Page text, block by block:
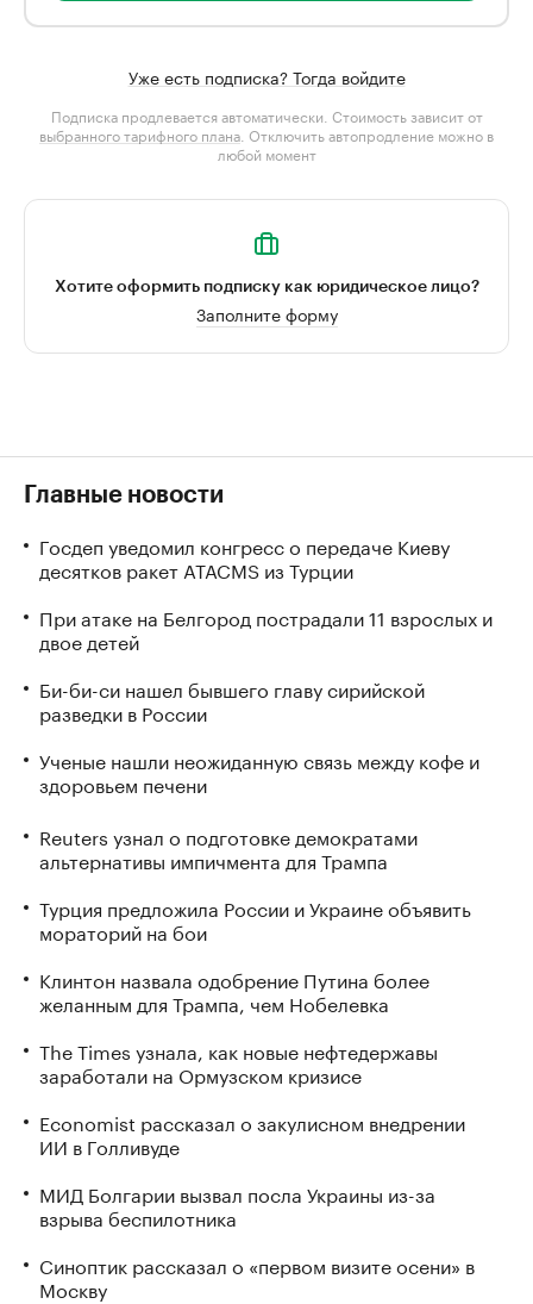
Уже есть подписка? Тогда войдите
Подписка продлевается автоматически. Стоимость зависит от
выбранного тарифного плана . Отключить автопродление можно в
любой момент
Хотите оформить подписку как юридическое лицо?
Заполните форму
Главные новости
Госдеп уведомил конгресс о передаче Киеву
десятков ракет ATACMS из Турции
При атаке на Белгород пострадали 11 взрослых и
двое детей
Би-би-си нашел бывшего главу сирийской
разведки в России
Ученые нашли неожиданную связь между кофе и
здоровьем печени
Reuters узнал о подготовке демократами
альтернативы импичмента для Трампа
Турция предложила России и Украине объявить
мораторий на бои
Клинтон назвала одобрение Путина более
желанным для Трампа, чем Нобелевка
The Times узнала, как новые нефтедержавы
заработали на Ормузском кризисе
Economist рассказал о закулисном внедрении
ИИ в Голливуде
МИД Болгарии вызвал посла Украины из-за
взрыва беспилотника
Синоптик рассказал о «первом визите осени» в
Москву